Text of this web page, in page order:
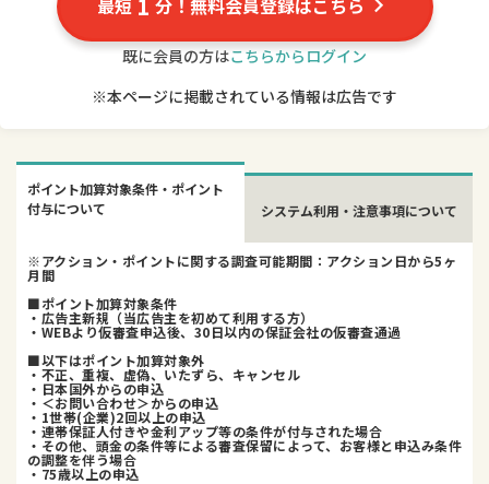
最短 分！無料会員登録はこちら
既に会員の方はこちらからログイン
※本ページに掲載されている情報は広告です
ポイント加算対象条件・ポイント
付与について
システム利用・注意事項について
※アクション・ポイントに関する調査可能期間：アクション日から5ヶ
月間
■ポイント加算対象条件
・広告主新規（当広告主を初めて利用する方）
・WEBより仮審査申込後、30日以内の保証会社の仮審査通過
■以下はポイント加算対象外
・不正、重複、虚偽、いたずら、キャンセル
・日本国外からの申込
・＜お問い合わせ＞からの申込
・1世帯(企業)2回以上の申込
・連帯保証人付きや金利アップ等の条件が付与された場合
・その他、頭金の条件等による審査保留によって、お客様と申込み条件
の調整を伴う場合
・75歳以上の申込